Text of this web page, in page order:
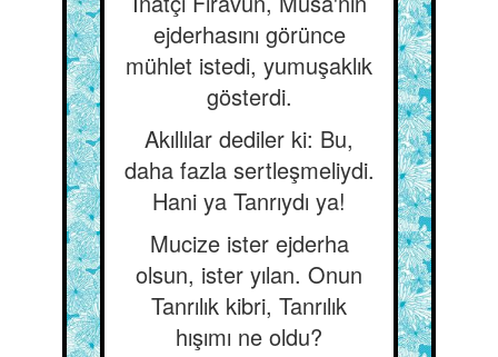
ejderhasını görünce
mühlet istedi, yumuşaklık
gösterdi.
Akıllılar dediler ki: Bu,
daha fazla sertleşmeliydi.
Hani ya Tanrıydı ya!
Mucize ister ejderha
olsun, ister yılan. Onun
Tanrılık kibri, Tanrılık
hışımı ne oldu?